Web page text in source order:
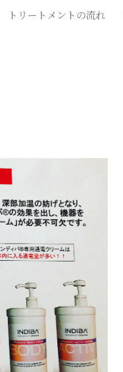
トリートメントの流れ